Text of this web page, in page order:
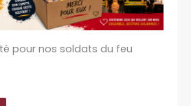
pour nos soldats du feu